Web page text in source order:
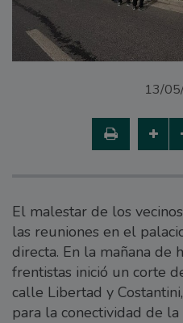
13/
El malestar de los
las reuniones en el
directa. En la mañana de
frentistas inició un corte
calle Libertad y
para la conectividad de la